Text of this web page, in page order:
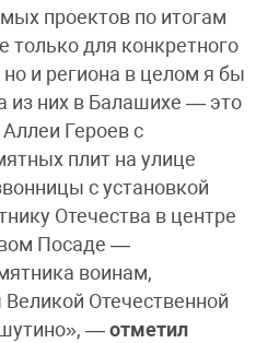
проектов по итогам
только для конкретного
и региона в целом я бы
из них в Балашихе — это
Героев с
плит на улице
с установкой
Отечества в центре
Посаде —
воинам,
Отечественной
— отметил